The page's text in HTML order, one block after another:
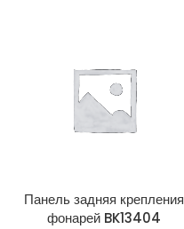
Панель задняя крепления
фонарей BK13404